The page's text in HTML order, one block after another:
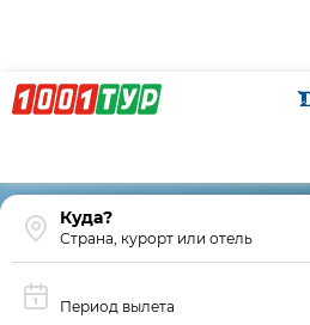
Страна, курорт или отель
Период вылета